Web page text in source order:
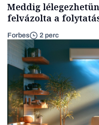
Meddig
felvázolta a
Forbes 2 perc